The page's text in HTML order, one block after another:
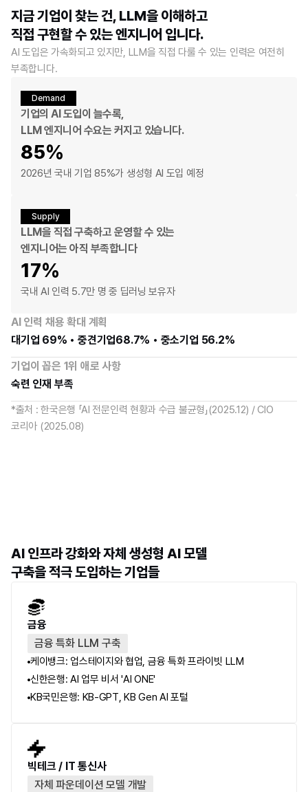
지금 기업이 찾는 건, LLM을 이해하고
직접 구현할 수 있는 엔지니어 입니다.
AI 도입은 가속화되고 있지만, LLM을 직접 다룰 수 있는 인력은 여전히
부족합니다.
Demand
기업의 AI 도입이 늘수록,
LLM 엔지니어 수요는 커지고 있습니다.
85%
2026년 국내 기업 85%가 생성형 AI 도입 예정
Supply
LLM을 직접 구축하고 운영할 수 있는
엔지니어는 아직 부족합니다
17%
국내 AI 인력 5.7만 명 중 딥러닝 보유자
AI 인력 채용 확대 계획
대기업 69% ∙ 중견기업68.7% ∙ 중소기업 56.2%
기업이 꼽은 1위 애로 사항
숙련 인재 부족
*출처 : 한국은행 「AI 전문인력 현황과 수급 불균형」(2025.12) / CIO
코리아 (2025.08)
AI 인프라 강화와 자체 생성형 AI 모델
구축을 적극 도입하는 기업들
금융
금융 특화 LLM 구축
케이뱅크: 업스테이지와 협업, 금융 특화 프라이빗 LLM
신한은행: AI 업무 비서 'AI ONE'
KB국민은행: KB-GPT, KB Gen AI 포털
빅테크 / IT 통신사
자체 파운데이션 모델 개발